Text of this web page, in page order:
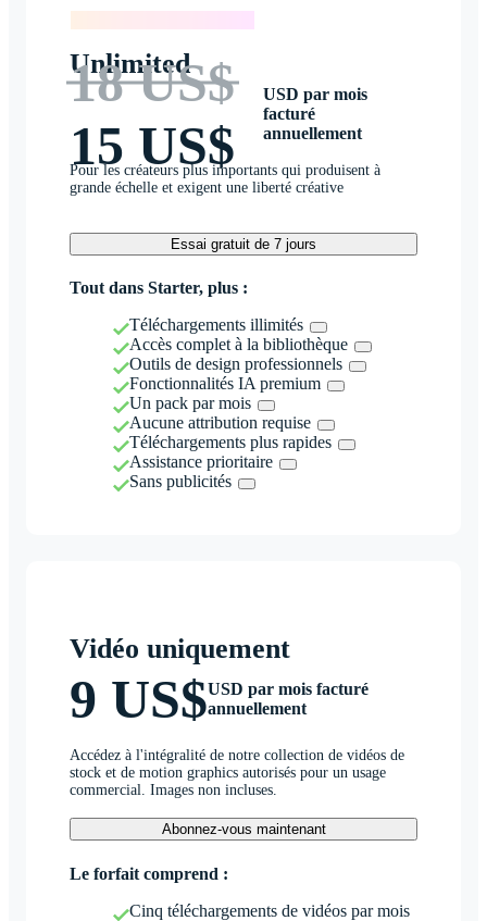
Unlimited
18 US$
15 US$
USD par mois
facturé
annuellement
Pour les créateurs plus importants qui produisent à
grande échelle et exigent une liberté créative
Essai gratuit de 7 jours
Tout dans Starter, plus :
Téléchargements illimités
Accès complet à la bibliothèque
Outils de design professionnels
Fonctionnalités IA premium
Un pack par mois
Aucune attribution requise
Téléchargements plus rapides
Assistance prioritaire
Sans publicités
Vidéo uniquement
9 US$USD par mois facturé
annuellement
Accédez à l'intégralité de notre collection de vidéos de
stock et de motion graphics autorisés pour un usage
commercial. Images non incluses.
Abonnez-vous maintenant
Le forfait comprend :
Cinq téléchargements de vidéos par mois